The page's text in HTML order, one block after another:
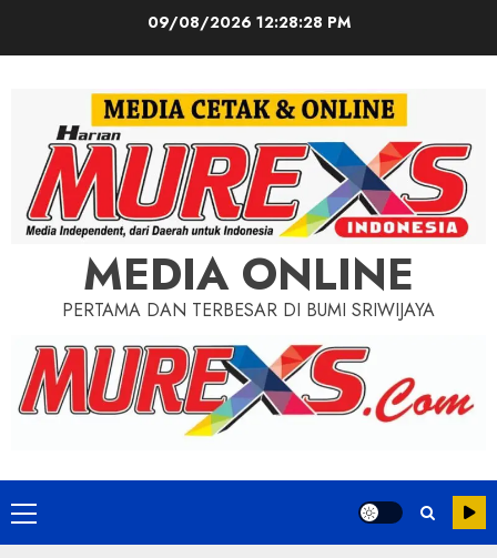
09/08/2026 12:28:30 PM
MEDIA ONLINE
PERTAMA DAN TERBESAR DI BUMI SRIWIJAYA
Primary
Menu